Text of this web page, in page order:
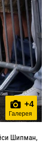
+4
Галерея
Шипман,